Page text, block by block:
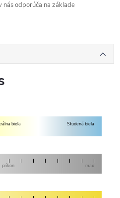
odporúča na základe
biela Studená biela
príkon max